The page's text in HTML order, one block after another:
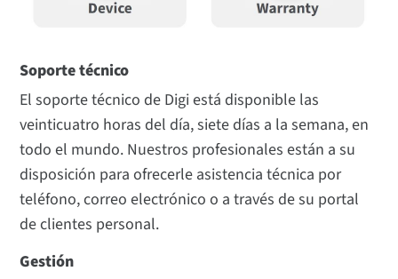
Soporte técnico
El soporte técnico de Digi está disponible las
veinticuatro horas del día, siete días a la semana, en
todo el mundo. Nuestros profesionales están a su
disposición para ofrecerle asistencia técnica por
teléfono, correo electrónico o a través de su portal
de clientes personal.
Gestión